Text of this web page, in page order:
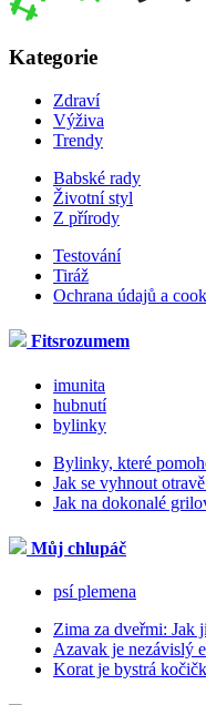
Kategorie
Zdraví
Výživa
Trendy
Babské rady
Životní styl
Z přírody
Testování
Tiráž
Ochrana údajů a
Fitsrozumem
imunita
hubnutí
bylinky
Bylinky, které
Jak se vyhnout
Jak na dokonalé
Můj chlupáč
psí plemena
Zima za dveřmi: Jak
Azavak je nezávislý
Korat je bystrá